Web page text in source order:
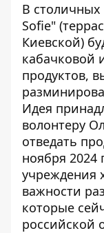
В столичных
Sofie"
Киевской)
кабачковой
продуктов,
Идея
волонтеру
отведать
ноября 2024
учреждения
важности
которые
российской